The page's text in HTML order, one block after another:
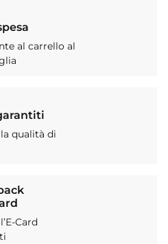
al carrello al
qualità di
Card